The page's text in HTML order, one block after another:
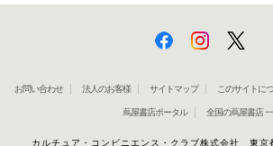
お問い合わせ 法人のお客様 サイトマップ このサイトに
蔦屋書店ポータル 全国の蔦屋書店
カルチュア・コンビニエンス・クラブ株式会社 東